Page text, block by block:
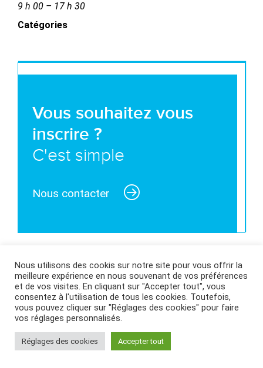
9 h 00 – 17 h 30
Catégories
Vous souhaitez vous
inscrire ?
C'est simple
Nous contacter
MENTIONS LÉGALES ET CONDITIONS GÉNÉRALES
D’UTILISATION| POLITIQUE DES COOKIES|
Nous utilisons des cookis sur notre site pour vous offrir la
meilleure expérience en nous souvenant de vos préférences
et de vos visites. En cliquant sur "Accepter tout", vous
consentez à l'utilisation de tous les cookies. Toutefois,
vous pouvez cliquer sur "Réglages des cookies" pour faire
vos réglages personnalisés.
Réglages des cookies Accepter tout